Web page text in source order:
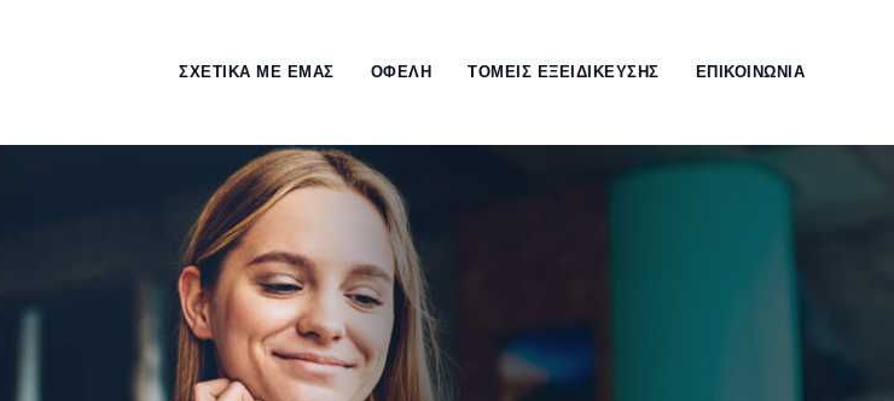
ΣΧΕΤΙΚΑ ΜΕ ΕΜΑΣ ΟΦΕΛΗ ΤΟΜΕΙΣ ΕΞΕΙΔΙΚΕΥΣΗΣ ΕΠΙΚΟΙΝΩΝΙΑ